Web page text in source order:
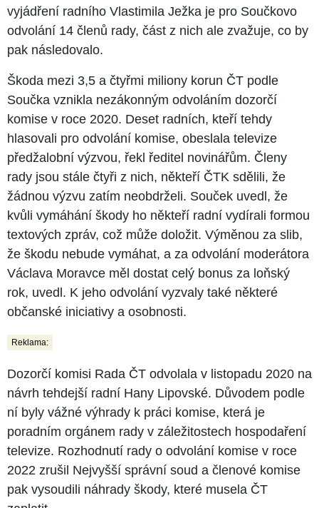
vyjádření radního Vlastimila Ježka je pro Součkovo
odvolání 14 členů rady, část z nich ale zvažuje, co by
pak následovalo.
Škoda mezi 3,5 a čtyřmi miliony korun ČT podle
Součka vznikla nezákonným odvoláním dozorčí
komise v roce 2020. Deset radních, kteří tehdy
hlasovali pro odvolání komise, obeslala televize
předžalobní výzvou, řekl ředitel novinářům. Členy
rady jsou stále čtyři z nich, někteří ČTK sdělili, že
žádnou výzvu zatím neobdrželi. Souček uvedl, že
kvůli vymáhání škody ho někteří radní vydírali formou
textových zpráv, což může doložit. Výměnou za slib,
že škodu nebude vymáhat, a za odvolání moderátora
Václava Moravce měl dostat celý bonus za loňský
rok, uvedl. K jeho odvolání vyzvaly také některé
občanské iniciativy a osobnosti.
Reklama:
Dozorčí komisi Rada ČT odvolala v listopadu 2020 na
návrh tehdejší radní Hany Lipovské. Důvodem podle
ní byly vážné výhrady k práci komise, která je
poradním orgánem rady v záležitostech hospodaření
televize. Rozhodnutí rady o odvolání komise v roce
2022 zrušil Nejvyšší správní soud a členové komise
pak vysoudili náhrady škody, které musela ČT